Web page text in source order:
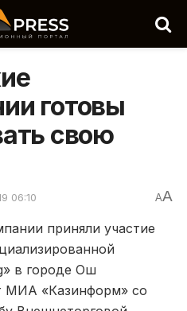
готовы
свою
06:10 AA
приняли участие
в городе Ош
МИА «Казинформ» со